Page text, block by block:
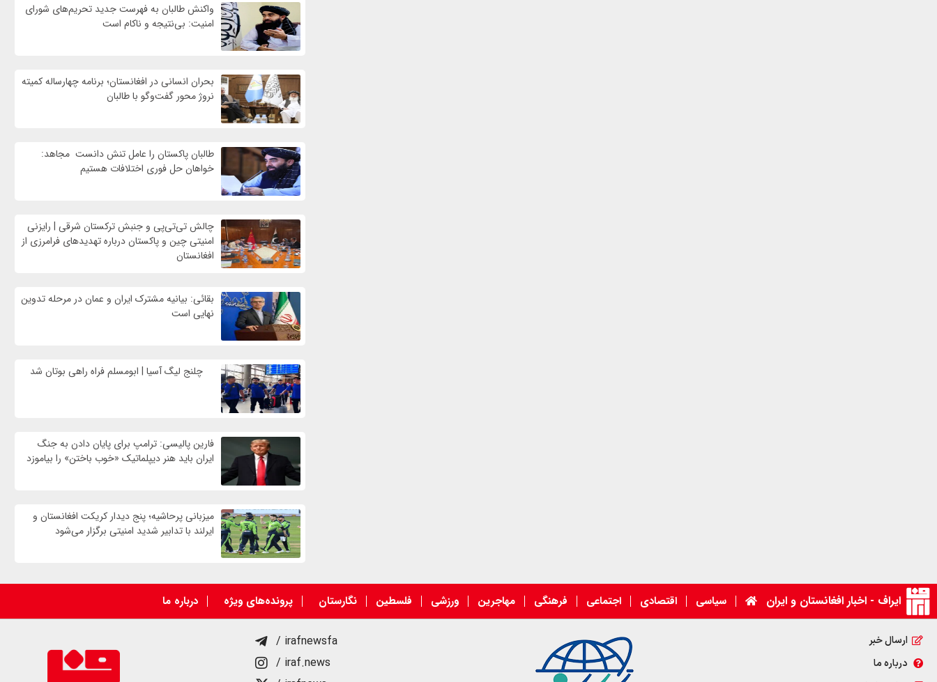
واكنش طالبان به فهرست جدید تحریم‌های شورای
امنیت: بی‌نتیجه و ناکام است
بحران انسانی در افغانستان؛ برنامه چهار‌ساله کمیته
نروژ محور گفت‌وگو با طالبان
طالبان پاکستان را عامل تنش دانست مجاهد:
خواهان حل فوری اختلافات هستیم
چالش تی‌تی‌پی و جنبش ترکستان شرقی | رایزنی
امنیتی چین و پاکستان درباره تهدیدهای فرامرزی از
افغانستان
بقائی: بیانیه مشترک ایران و عمان در مرحله تدوین
نهایی است
چلنج لیگ آسیا | ابومسلم فراه راهی بوتان شد
فارین پالیسی: ترامپ برای پایان دادن به جنگ
ایران باید هنر دیپلماتیک «خوب باختن» را بیاموزد
میزبانی پرحاشیه؛ پنج دیدار کریکت افغانستان و
ایرلند با تدابیر شدید امنیتی برگزار می‌شود
ایراف - اخبار افغانستان و ایران سیاسی اقتصادی اجتماعی فرهنگی مهاجرین ورزشی فلسطین نگارستان پرونده‌های ویژه درباره ما
ارسال خبر
درباره ما
/ irafnewsfa
/ iraf.news